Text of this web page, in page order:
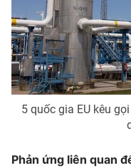
Thị trường 24h
VTV4
VTV9
5 quốc gia EU kêu
Phản ứng liên quan